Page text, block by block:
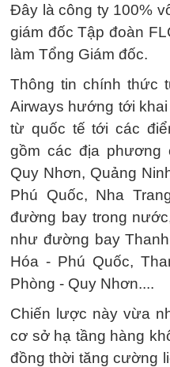
Đây là công ty 100%
giám đốc Tập đoàn
làm Tổng Giám đốc.
Thông tin chính thức
Airways hướng tới
từ quốc tế tới các
gồm các địa
Quy Nhơn, Quảng
Phú Quốc, Nha
đường bay trong
như đường bay
Hóa - Phú Quốc,
Phòng - Quy Nhơn....
Chiến lược này vừa
cơ sở hạ tầng hàng
đồng thời tăng cường